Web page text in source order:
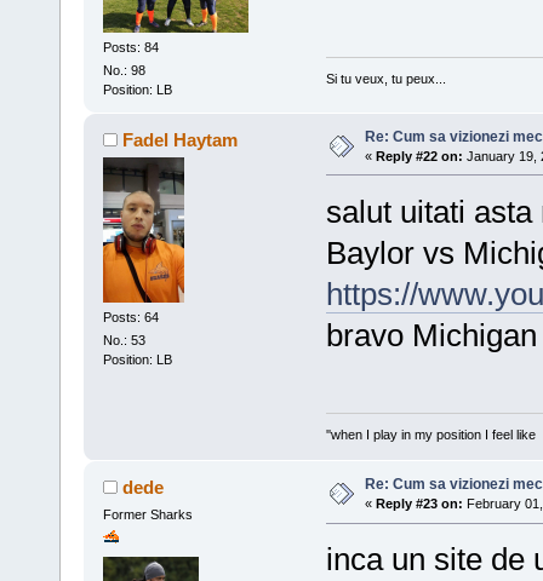
Posts: 84
No.: 98
Position: LB
Si tu veux, tu peux...
Fadel Haytam
Posts: 64
No.: 53
Position: LB
Re: Cum sa vizionezi
« Reply #22 on: January 19,
salut uitati
Baylor vs
https://
bravo Michigan
''when I play in my position I feel
dede
Former Sharks
Re: Cum sa vizionezi
« Reply #23 on: February
inca un site de